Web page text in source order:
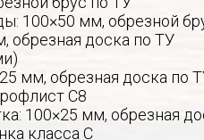
100×50 мм, обрезной
обрезная доска по ТУ
мм, обрезная доска по
С8
100×25 мм, обрезная
класса С